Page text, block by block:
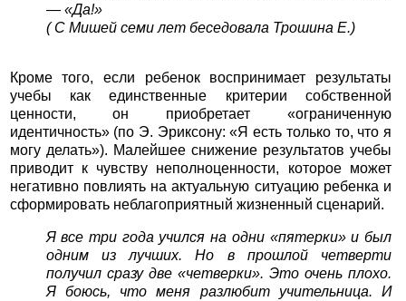
— «Да!»
( С Мишей семи лет беседовала Трошина Е.)
Кроме того, если ребенок воспринимает результаты
учебы как единственные критерии собственной
ценности, он приобретает «ограниченную
идентичность» (по Э. Эриксону: «Я есть только то, что я
могу делать»). Малейшее снижение результатов учебы
приводит к чувству неполноценности, которое может
негативно повлиять на актуальную ситуацию ребенка и
сформировать неблагоприятный жизненный сценарий.
Я все три года учился на одни «пятерки» и был
одним из лучших. Но в прошлой четверти
получил сразу две «четверки». Это очень плохо.
Я боюсь, что меня разлюбит учительница. И